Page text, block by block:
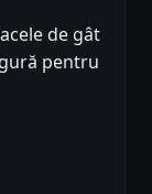
de gât
pentru